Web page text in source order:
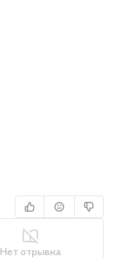
Нет отрывка